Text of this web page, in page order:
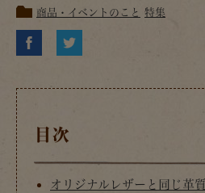
商品・イベントのこと 特集
目次
オリジナルレザーと同じ革